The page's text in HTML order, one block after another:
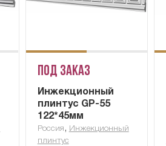
Под заказ
Инжекционный
плинтус GP-55
122*45мм
Россия , Инжекционный
плинтус